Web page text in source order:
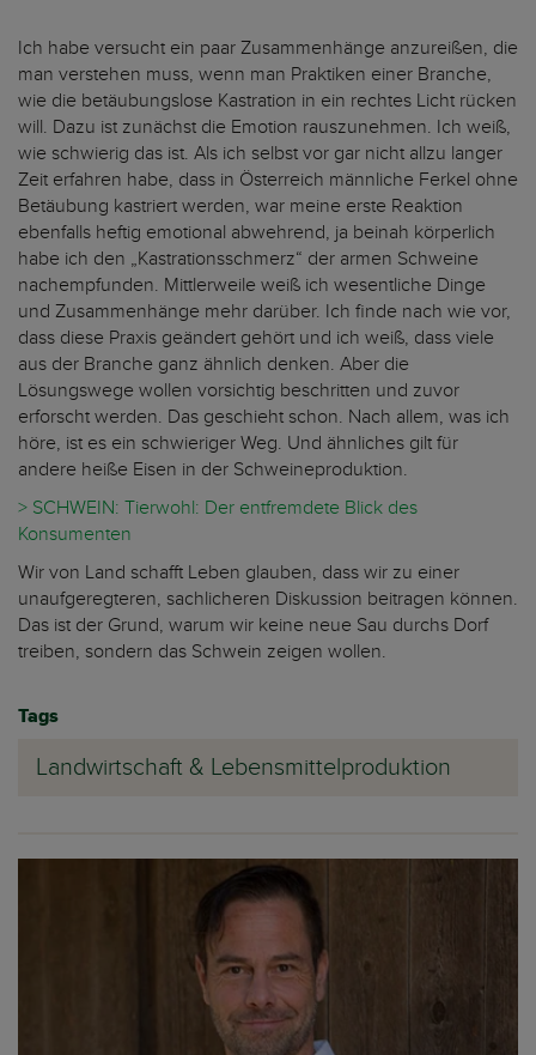
Ich habe versucht ein paar Zusammenhänge anzureißen, die
man verstehen muss, wenn man Praktiken einer Branche,
wie die betäubungslose Kastration in ein rechtes Licht rücken
will. Dazu ist zunächst die Emotion rauszunehmen. Ich weiß,
wie schwierig das ist. Als ich selbst vor gar nicht allzu langer
Zeit erfahren habe, dass in Österreich männliche Ferkel ohne
Betäubung kastriert werden, war meine erste Reaktion
ebenfalls heftig emotional abwehrend, ja beinah körperlich
habe ich den „Kastrationsschmerz“ der armen Schweine
nachempfunden. Mittlerweile weiß ich wesentliche Dinge
und Zusammenhänge mehr darüber. Ich finde nach wie vor,
dass diese Praxis geändert gehört und ich weiß, dass viele
aus der Branche ganz ähnlich denken. Aber die
Lösungswege wollen vorsichtig beschritten und zuvor
erforscht werden. Das geschieht schon. Nach allem, was ich
höre, ist es ein schwieriger Weg. Und ähnliches gilt für
andere heiße Eisen in der Schweineproduktion.
> SCHWEIN: Tierwohl: Der entfremdete Blick des
Konsumenten
Wir von Land schafft Leben glauben, dass wir zu einer
unaufgeregteren, sachlicheren Diskussion beitragen können.
Das ist der Grund, warum wir keine neue Sau durchs Dorf
treiben, sondern das Schwein zeigen wollen.
Tags
Landwirtschaft & Lebensmittelproduktion